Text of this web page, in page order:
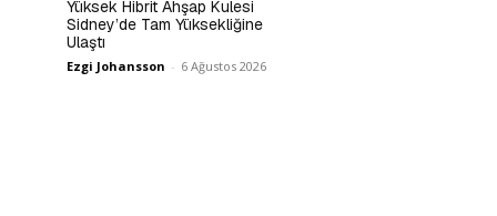
Yüksek Hibrit Ahşap Kulesi
Sidney’de Tam Yüksekliğine
Ulaştı
Ezgi Johansson - 6 Ağustos 2026